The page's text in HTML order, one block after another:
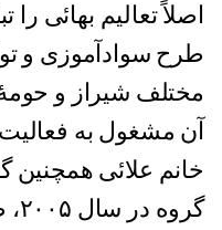
اصلاً تعالیم بهائی را
طرح سوادآموزی و
مختلف شیراز و
آن مشغول به فعالیت
خانم علائی همچنین